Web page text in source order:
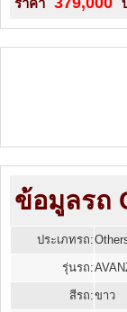
ราคา
ข้อมูลรถ
ประเภทรถ:
รุ่นรถ:
สีรถ:ขาว